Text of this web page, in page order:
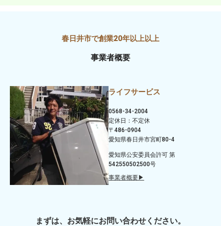
事業者概要
ライフサービス
0568-34-2004
定休日：不定休
〒486-0904
愛知県春日井市宮町80-4
愛知県公安委員会許可 第
542550502500号
事業者概要▶
まずは、お気軽にお問い合わせください。